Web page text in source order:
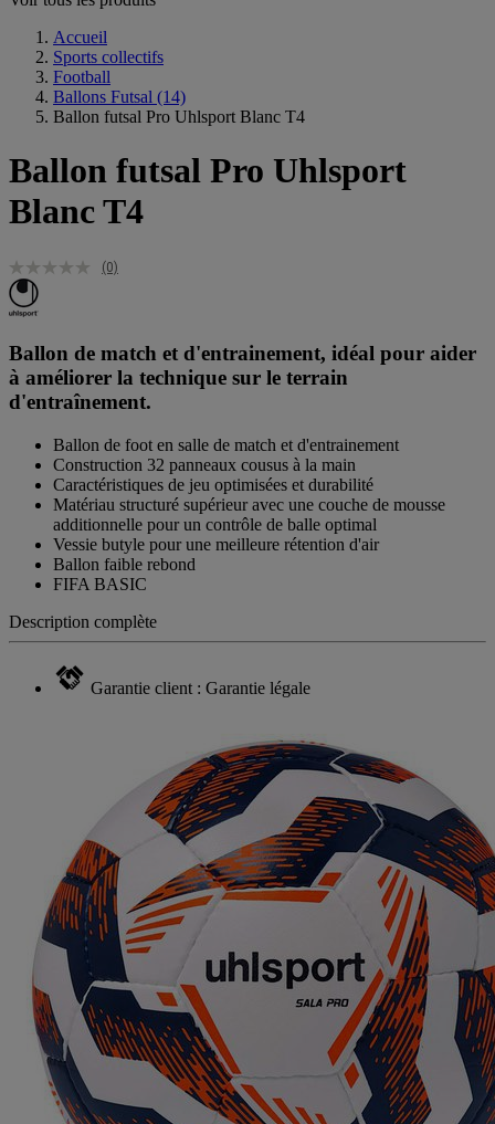
Accueil
Sports collectifs
Football
Ballons Futsal (14)
Ballon futsal Pro Uhlsport Blanc T4
Ballon futsal Pro Uhlsport
Blanc T4
(0)
Ballon de match et d'entrainement, idéal pour aider
à améliorer la technique sur le terrain
d'entraînement.
Ballon de foot en salle de match et d'entrainement
Construction 32 panneaux cousus à la main
Caractéristiques de jeu optimisées et durabilité
Matériau structuré supérieur avec une couche de mousse
additionnelle pour un contrôle de balle optimal
Vessie butyle pour une meilleure rétention d'air
Ballon faible rebond
FIFA BASIC
Description complète
Garantie client : Garantie légale